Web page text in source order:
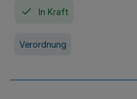
In Kraft
Verordnung